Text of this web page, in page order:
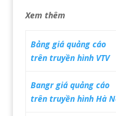
Xem thêm
Bảng giá quảng cáo
trên truyền hình VTV
Bangr giá quảng cáo
trên truyền hình Hà